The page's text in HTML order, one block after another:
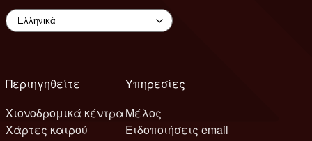
Περιηγηθείτε
Χιονοδρομικά κέντρα
Χάρτες καιρού
Υπηρεσίες
Μέλος
Ειδοποιήσεις email